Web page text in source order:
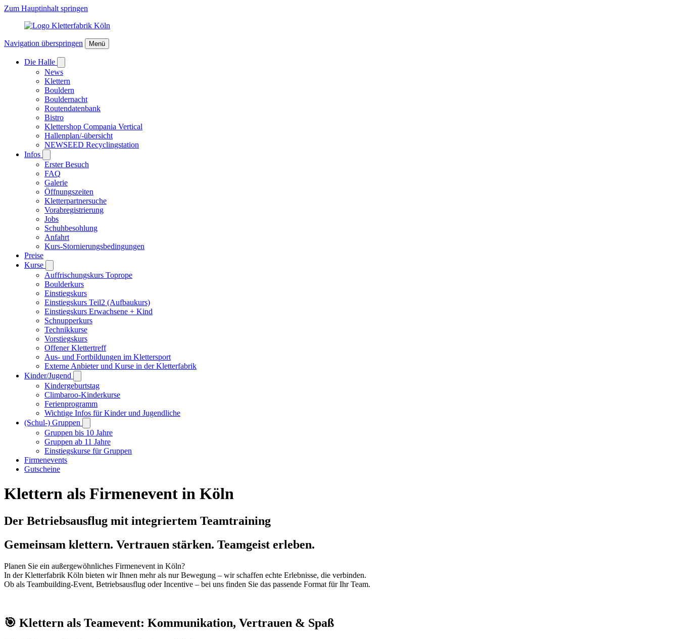
Zum Hauptinhalt springen
Navigation überspringen Menü
Die Halle
News
Klettern
Bouldern
Bouldernacht
Routendatenbank
Bistro
Klettershop Compania Vertical
Hallenplan/-übersicht
NEWSEED Recyclingstation
Infos
Erster Besuch
FAQ
Galerie
Öffnungszeiten
Kletterpartnersuche
Vorabregistrierung
Jobs
Schuhbesohlung
Anfahrt
Kurs-Stornierungsbedingungen
Preise
Kurse
Auffrischungskurs Toprope
Boulderkurs
Einstiegskurs
Einstiegskurs Teil2 (Aufbaukurs)
Einstiegskurs Erwachsene + Kind
Schnupperkurs
Technikkurse
Vorstiegskurs
Offener Klettertreff
Aus- und Fortbildungen im Klettersport
Externe Anbieter und Kurse in der Kletterfabrik
Kinder/Jugend
Kindergeburtstag
Climbaroo-Kinderkurse
Ferienprogramm
Wichtige Infos für Kinder und Jugendliche
(Schul-) Gruppen
Gruppen bis 10 Jahre
Gruppen ab 11 Jahre
Einstiegskurse für Gruppen
Firmenevents
Gutscheine
Klettern als Firmenevent in Köln
Der Betriebsausflug mit integriertem Teamtraining
Gemeinsam klettern. Vertrauen stärken. Teamgeist erleben.
Planen Sie ein außergewöhnliches Firmenevent in Köln?
In der Kletterfabrik Köln bieten wir Ihnen mehr als nur Bewegung – wir schaffen echte Erlebnisse, die verbinden.
Ob als Teambuilding-Event, Betriebsausflug oder Incentive – bei uns finden Sie das passende Format für Ihr Team.
🎯 Klettern als Teamevent: Kommunikation, Vertrauen & Spaß